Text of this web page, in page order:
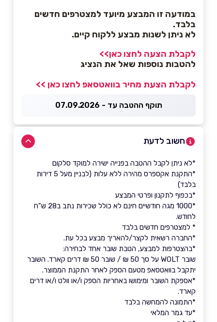
במודעה זו המבצע מיועד למצטרפים חדשים
בלבד.
לא ניתן לשנות מבצע ללקוח קיים.
לקבלת הצעה לחצו כאן>>
להטבות נוספות שאל את הנציג
לקבלת הצעת מחיר בוואטסאפ לחצו כאן >>
תוקף ההטבה עד - 07.09.2026
חשוב לדעת
*לא ניתן לקבל ההטבה בפנייה ישירה למוקד סלקום
*התקנת אקספרס מהירה ללא עלות (לבניין מעל 5 דירות
בלבד)
*בכפוף לתקנון ופרטי המבצע
*1000 מגה חודשיים חינם לא כולל שכירות נתב ב28 ש"ח
לחודש.
* למצטרפים חדשים בלבד
*החברה רשאית לקצר/להאריך מבצע בכל עת.
*בהצטרפות למבצע, הטבת שובר אחד לבחירה:
שובר WOLT על סך 50 ₪ / שובר 50 ₪ דרים קארד. השובר
יתקבל בוואטסאפ מטעם הספק לאחר התקנת הממוצר.
*אספקת השובר ומימושו באחריות הספק ו/או וולט ו/או דרים
קארד.
*התמונה להמחשה בלבד
*עד גמר המלאי